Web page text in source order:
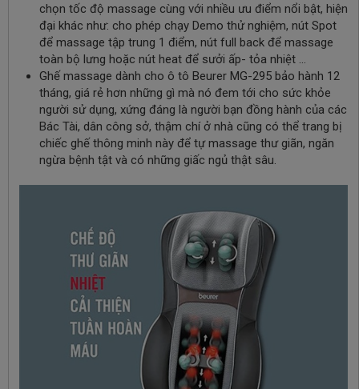
chọn tốc độ massage cùng với nhiều ưu điểm nổi bật, hiện
đại khác như: cho phép chạy Demo thử nghiệm, nút Spot
để massage tập trung 1 điểm, nút full back để massage
toàn bộ lưng hoặc nút heat để sưởi ấp- tỏa nhiệt …
Ghế massage dành cho ô tô Beurer MG-295 bảo hành 12
tháng, giá rẻ hơn những gì mà nó đem tới cho sức khỏe
người sử dụng, xứng đáng là người bạn đồng hành của các
Bác Tài, dân công sở, thậm chí ở nhà cũng có thể trang bị
chiếc ghế thông minh này để tự massage thư giãn, ngăn
ngừa bệnh tật và có những giấc ngủ thật sâu.